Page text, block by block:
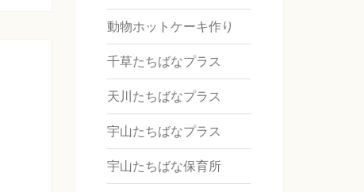
動物ホットケーキ作り
千草たちばなプラス
天川たちばなプラス
宇山たちばなプラス
宇山たちばな保育所